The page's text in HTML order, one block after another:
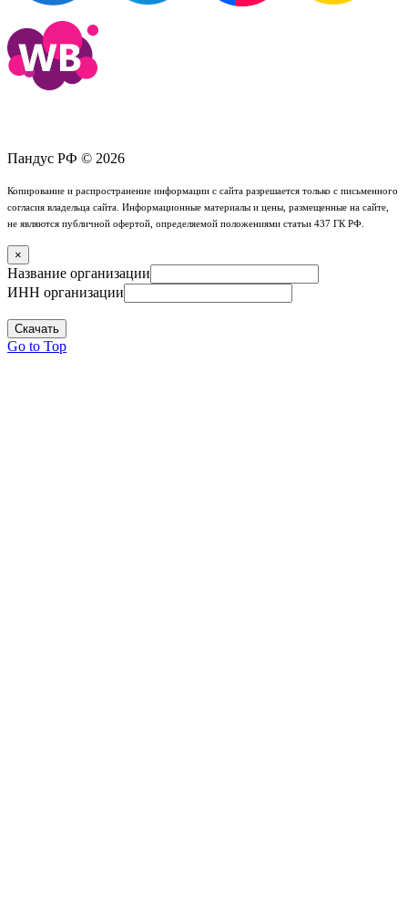
Пандус РФ © 2026
Копирование и распространение информации с сайта разрешается только с письменного
согласия владельца сайта. Информационные материалы и цены, размещенные на сайте,
не являются публичной офертой, определяемой положениями статьи 437 ГК РФ.
×
Название организации
ИНН организации
Скачать
Go to Top